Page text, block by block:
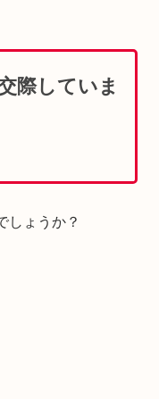
際していま
しょうか？